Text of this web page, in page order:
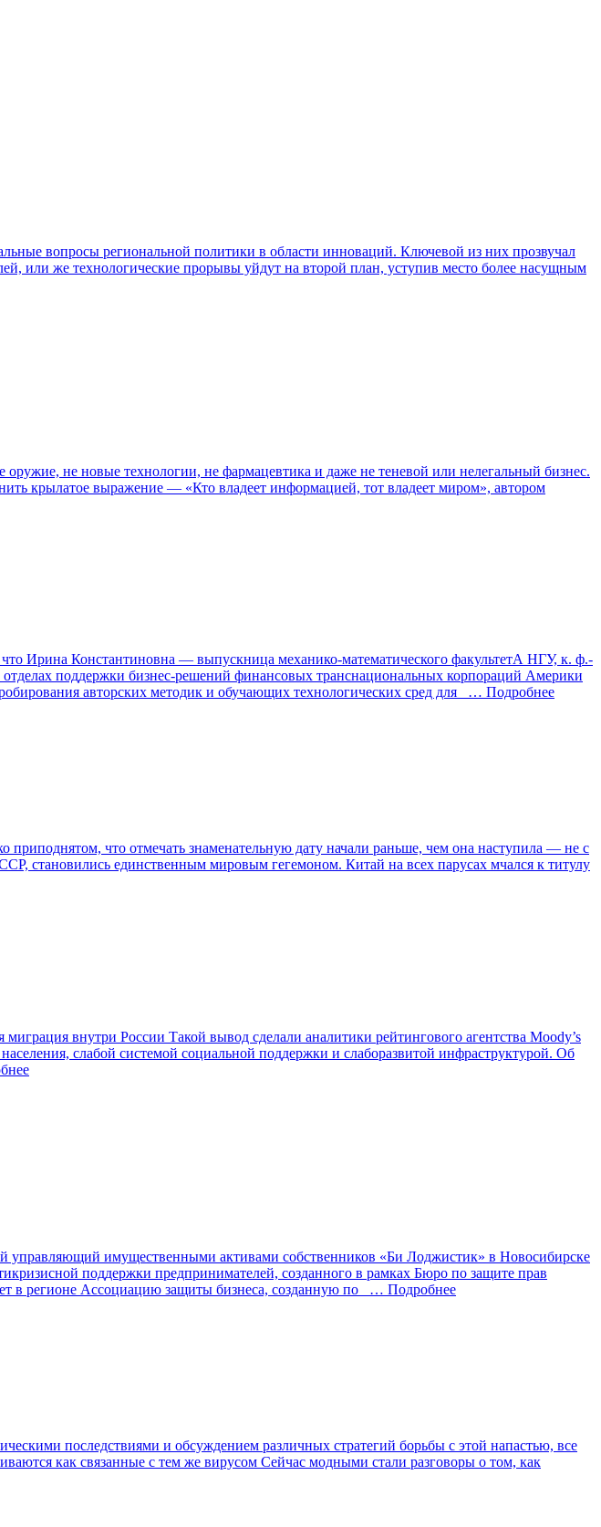
вопросы региональной политики в области инноваций. Ключевой из них прозвучал
или же технологические прорывы уйдут на второй план, уступив место более насущным
не новые технологии, не фармацевтика и даже не теневой или нелегальный бизнес.
крылатое выражение — «Кто владеет информацией, тот владеет миром», автором
Ирина Константиновна — выпускница механико-математического факультетА НГУ, к. ф.-
поддержки бизнес-решений финансовых транснациональных корпораций Америки
авторских методик и обучающих технологических сред для
… Подробнее
приподнятом, что отмечать знаменательную дату начали раньше, чем она наступила — не с
становились единственным мировым гегемоном. Китай на всех парусах мчался к титулу
внутри России Такой вывод сделали аналитики рейтингового агентства Moody’s
слабой системой социальной поддержки и слаборазвитой инфраструктурой. Об
управляющий имущественными активами собственников «Би Лоджистик» в Новосибирске
поддержки предпринимателей, созданного в рамках Бюро по защите прав
в регионе Ассоциацию защиты бизнеса, созданную по
… Подробнее
последствиями и обсуждением различных стратегий борьбы с этой напастью, все
как связанные с тем же вирусом Сейчас модными стали разговоры о том, как